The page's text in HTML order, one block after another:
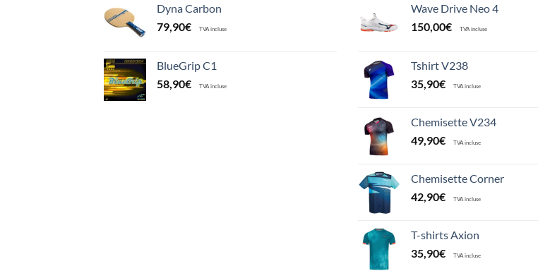
Dyna Carbon
79,90€ TVA incluse
BlueGrip C1
58,90€ TVA incluse
Wave Drive Neo 4
150,00€ TVA incluse
Tshirt V238
35,90€ TVA incluse
Chemisette V234
49,90€ TVA incluse
Chemisette Corner
42,90€ TVA incluse
T-shirts Axion
35,90€ TVA incluse